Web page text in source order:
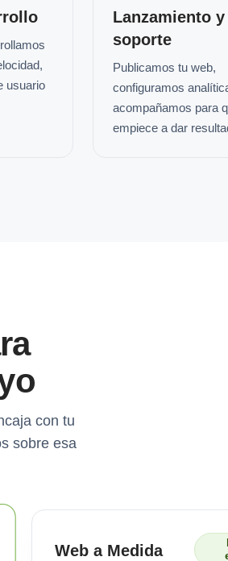
usuario
Lanzamiento y
soporte
Publicamos tu web,
configuramos
acompañamos para
empiece a dar
con tu
sobre esa
Web a Medida